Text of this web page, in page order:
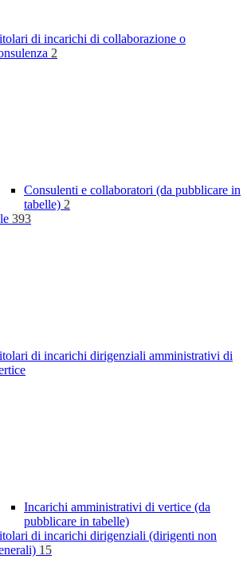
di incarichi di collaborazione o
2
Consulenti e collaboratori (da pubblicare in
tabelle) 2
393
di incarichi dirigenziali amministrativi di
Incarichi amministrativi di vertice (da
pubblicare in tabelle)
di incarichi dirigenziali (dirigenti non
15